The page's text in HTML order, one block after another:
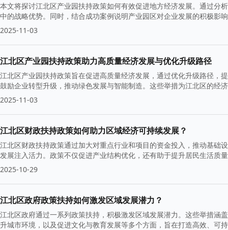
本文将探讨江北区产业园扶持政策如何有效促进地方经济发展。通过分
中的战略优势。同时，结合成功案例说明产业园区对企业发展的积极影
2025-11-03
江北区产业园扶持政策助力高质量经济发展与优化升级路径
江北区产业园扶持政策旨在促进高质量经济发展，通过优化升级路径，
鼓励企业转型升级，推动绿色发展与智能制造。这些举措为江北区的经
2025-11-03
江北区财政扶持政策如何助力区域经济可持续发展？
江北区财政扶持政策通过加大对重点行业和项目的资金投入，推动基础
发展注入活力。政策不仅促进产业结构优化，还有助于提升居民生活质
2025-10-29
江北区政府政策扶持如何激发区域发展潜力？
江北区政府通过一系列政策扶持，积极激发区域发展潜力。这些举措涵
升城市环境，以及促进文化与教育发展等多个方面，旨在打造高效、可